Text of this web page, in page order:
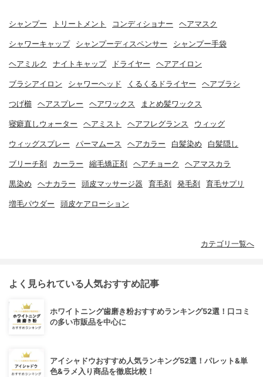
シャンプー トリートメント コンディショナー ヘアマスク
シャワーキャップ シャンプーディスペンサー シャンプー手袋
ヘアミルク ナイトキャップ ドライヤー ヘアアイロン
ブラシアイロン シャワーヘッド くるくるドライヤー ヘアブラシ
つげ櫛 ヘアスプレー ヘアワックス まとめ髪ワックス
寝癖直しウォーター ヘアミスト ヘアフレグランス ウィッグ
ウィッグスプレー パーマムース ヘアカラー 白髪染め 白髪隠し
ブリーチ剤 カーラー 縮毛矯正剤 ヘアチョーク ヘアマスカラ
黒染め ヘナカラー 頭皮マッサージ器 育毛剤 発毛剤 育毛サプリ
増毛パウダー 頭皮ケアローション
カテゴリ一覧へ
よく見られている人気おすすめ記事
ホワイトニング歯磨き粉おすすめランキング52選！口コミ
の多い市販品を中心に
アイシャドウおすすめ人気ランキング52選！パレット&単
色&ラメ入り商品を徹底比較！